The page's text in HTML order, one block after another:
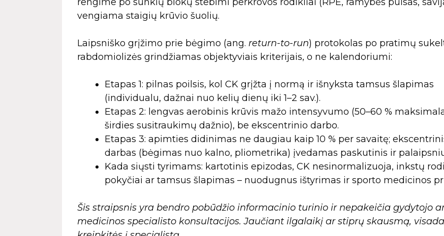
vengiama staigių krūvio šuolių.
Laipsniško grįžimo prie bėgimo (ang. return-to-run) protokolas po pratimų
rabdomiolizės grindžiamas objektyviais kriterijais, o ne kalendoriumi:
Etapas 1: pilnas poilsis, kol CK grįžta į normą ir išnyksta tamsus šlapimas
(individualu, dažnai nuo kelių dienų iki 1–2 sav.).
Etapas 2: lengvas aerobinis krūvis mažo intensyvumo (50–60 %
širdies susitraukimų dažnio), be ekscentrinio darbo.
Etapas 3: apimties didinimas ne daugiau kaip 10 % per savaitę;
darbas (bėgimas nuo kalno, pliometrika) įvedamas paskutinis ir
Kada siųsti tyrimams: kartotinis epizodas, CK nesinormalizuoja, inkstų
pokyčiai ar tamsus šlapimas – nuodugnus ištyrimas ir sporto medicinos
Šis straipsnis yra bendro pobūdžio informacinio turinio ir nepakeičia gydytojo
medicinos specialisto konsultacijos. Jaučiant ilgalaikį ar stiprų skausmą, visada